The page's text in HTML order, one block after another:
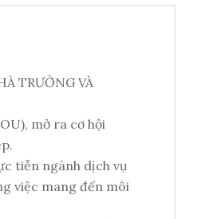
TRƯỜNG VÀ
mở ra cơ hội
tiễn ngành dịch vụ
việc mang đến môi